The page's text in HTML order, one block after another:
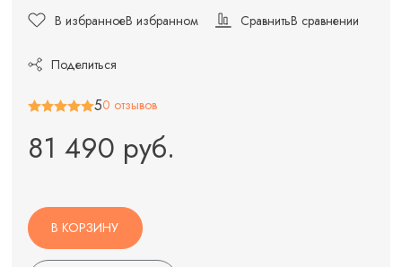
В избранноеВ избранном СравнитьВ сравнении
Поделиться
50 отзывов
81 490 руб.
В КОРЗИНУ